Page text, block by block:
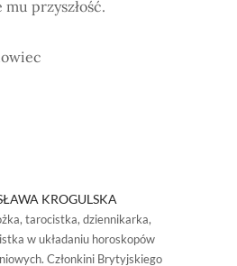
przyszłość.
KROGULSKA
tarocistka, dziennikarka,
w układaniu horoskopów
Członkini Brytyjskiego